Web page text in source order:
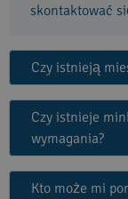
skontaktować
Czy istnieją
Czy istnieje
wymagania?
Kto może mi